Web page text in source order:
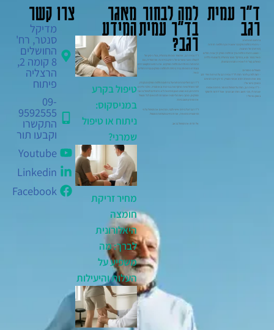
ד"ר עמית
רגב
בתחום מומחיותו:
– ניתוחי החלפת פרקים ראשונית וכן החלפות חוזרות
(רוויזיות) של תותבות.
– מבצע ניתוחי החלפת ברך והחלפת מפרק ירך בבית חולים
מאיר בכפר סבא, במדיקל סנטר בהרצליה (למבוטחי כללית
מושלם, קופ"ח לאומית וחברות הביטוח).
מטופלים מספרים:
– רוצה לפרגן ולומר תודה לד"ר עמית רגב על הניתוח שידי זהב
עשו אותו ושאתה רופא אנושי ומצויין. מי יתן וירבו רופאים
כמותך בישראל !
– ד"ר עמית רגב, תודה על הטיפול המסור. היחס האכפתי
שנתת לי, והכי חשוב תודה שבזכותך אוכל לחזור ולתפקד
באופן נורמלי !
למה לבחור
בד"ר עמית
רגב?
ד"ר עמית רגב, אורטופד מומחה בהרצליה, בעל ניסיון של
למעלה משני עשורים של ניסיון בכירורגיה אורתופדית, עם
התמחות מיוחדת בהחלפת מפרקים. את ניסיונו המקצועי רכש
בעבודתו כמומחה בכיר ביחידה להחלפת מפרקים בבית החולים
מאיר.
ד"ר רגב השלים התמחות-על בתחום החלפת מפרקים בקנדה,
לצד השתלמויות מתקדמות בגרמניה ובאוסטריה. מלבד הליכים
כירורגיים, הוא מציע מגוון פתרונות לא ניתוחיים לטיפול בכאבי
מפרקים, מתוך גישה הוליסטית שמטרתה להתאים לכל מטופל
את הפתרון הטוב ביותר.
ד"ר רגב דוגל ביחס אישי ולבבי, ומתאים את הטיפול על פי
ההיסטוריה הרפואית, אורח החיים והעדפות המטופל.
אל תדחו את הטיפול בכאב.
מאגר
המידע
טיפול בקרע
במניסקוס:
ניתוח או טיפול
שמרני?
מחיר זריקת
חומצה
היאלורונית
לברך: מה
משפיע על
העלות והיעילות
צרו קשר
מדיקל
סנטר, רח'
החושלים
8 קומה 2,
הרצליה
פיתוח
09-
9592555
התקשרו
וקבעו תור
Youtube
Linkedin
Facebook